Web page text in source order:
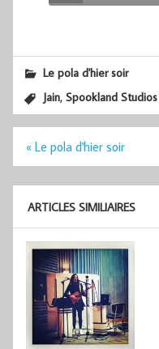
Le pola d'hier soir
Jain,Spookland Studios
Navigation
« Le pola d'hier soir
ARTICLES SIMILIAIRES